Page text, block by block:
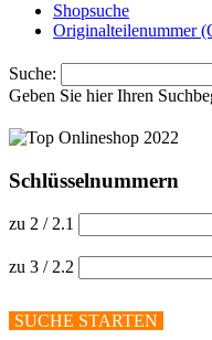
Shopsuche
Originalteilenummer
Suche:
Geben Sie hier Ihren
Schlüsselnummern
zu 2 / 2.1
zu 3 / 2.2
SUCHE STARTEN